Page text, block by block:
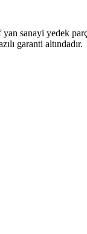
sanayi yedek
garanti altındadır.